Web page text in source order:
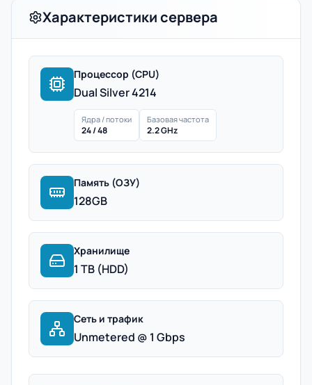
Характеристики сервера
Процессор (CPU)
Dual Silver 4214
Ядра / потоки
24 / 48
Базовая частота
2.2 GHz
Память (ОЗУ)
128GB
Хранилище
1 TB (HDD)
Сеть и трафик
Unmetered @ 1 Gbps